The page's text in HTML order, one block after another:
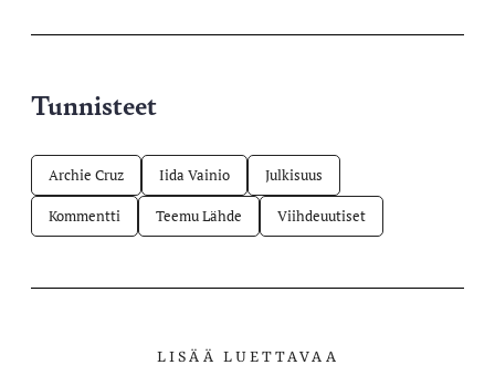
Tunnisteet
Archie Cruz Iida Vainio Julkisuus
Kommentti Teemu Lähde Viihdeuutiset
LISÄÄ LUETTAVAA